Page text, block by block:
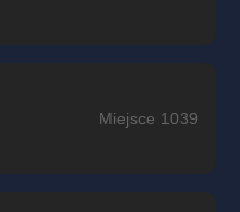
Miejsce 1039